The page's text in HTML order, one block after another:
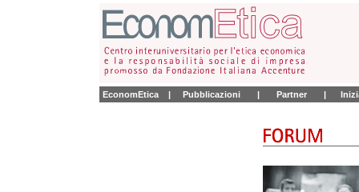
EconomEtica | Pubblicazioni | Partner |